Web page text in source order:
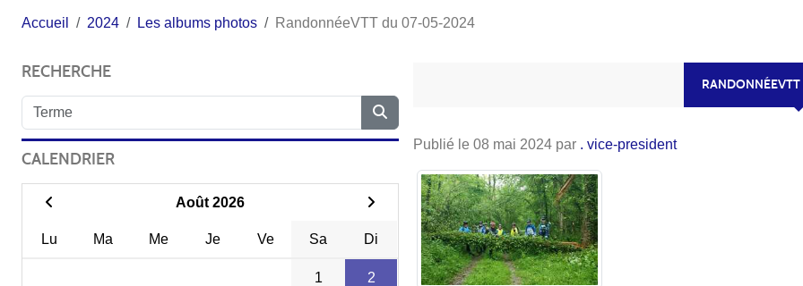
Accueil 2024 Les albums photos RandonnéeVTT du 07-05-2024
Publié le08 mai 2024 par . vice-president
RECHERCHE
CALENDRIER
Août 2026
Lu Ma Me Je Ve Sa Di
1 2